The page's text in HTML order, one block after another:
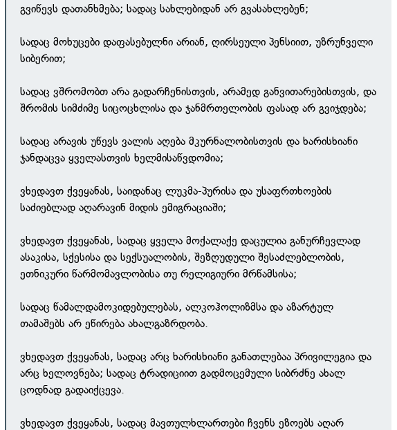
გვიწევს დათანხმება; სადაც სახლებიდან არ გვასახლებენ;
სადაც მოხუცები დაფასებულნი არიან, ღირსეული პენსიით, უზრუნველი
სიბერით;
სადაც ვშრომობთ არა გადარჩენისთვის, არამედ განვითარებისთვის, და
შრომის სიმძიმე სიცოცხლისა და ჯანმრთელობის ფასად არ გვიჯდება;
სადაც არავის უწევს ვალის აღება მკურნალობისთვის და ხარისხიანი
ჯანდაცვა ყველასთვის ხელმისაწვდომია;
ვხედავთ ქვეყანას, საიდანაც ლუკმა-პურისა და უსაფრთხოების
საძიებლად აღარავინ მიდის ემიგრაციაში;
ვხედავთ ქვეყანას, სადაც ყველა მოქალაქე დაცულია განურჩევლად
ასაკისა, სქესისა და სექსუალობის, შეზღუდული შესაძლებლობის,
ეთნიკური წარმომავლობისა თუ რელიგიური მრწამსისა;
სადაც წამალდამოკიდებულებას, ალკოჰოლიზმსა და აზარტულ
თამაშებს არ ეწირება ახალგაზრდობა.
ვხედავთ ქვეყანას, სადაც არც ხარისხიანი განათლებაა პრივილეგია და
არც ხელოვნება; სადაც ტრადიციით გადმოცემული სიბრძნე ახალ
ცოდნად გადაიქცევა.
ვხედავთ ქვეყანას, სადაც მავთულხლართები ჩვენს ეზოებს აღარ